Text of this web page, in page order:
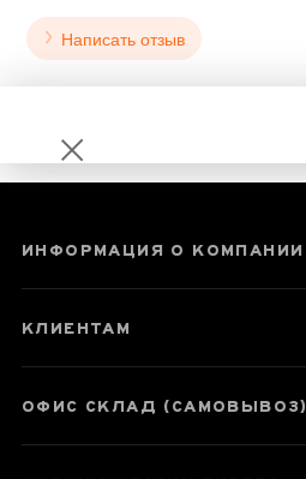
Написать отзыв
Чай Шу Пуэр
ИНФОРМАЦИЯ О КОМПАНИИ
КЛИЕНТАМ
ОФИС СКЛАД (САМОВЫВОЗ)